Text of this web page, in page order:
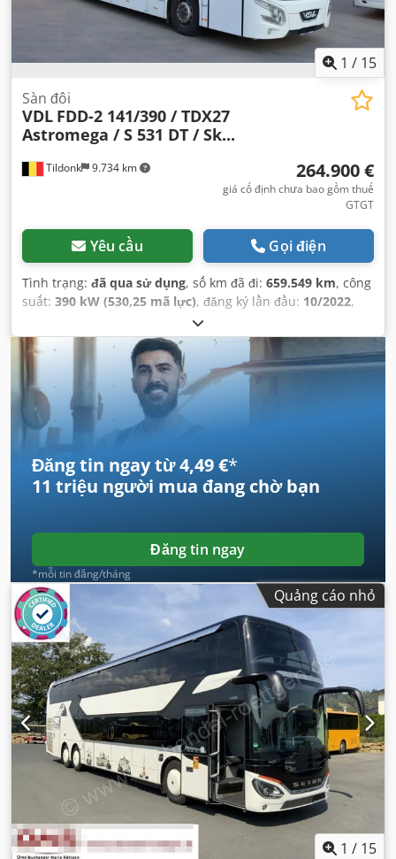
1 / 15
Tildonk 9.734 km
Sàn đôi
VDL FDD-2 141/390 / TDX27
Astromega / S 531 DT / Sk...
264.900 €
giá cố định chưa bao gồm thuế
GTGT
Yêu cầu Gọi điện
Tình trạng: đã qua sử dụng, số km đã đi: 659.549 km, công
suất: 390 kW (530,25 mã lực), đăng ký lần đầu: 10/2022,
, số chỗ ngồi:
bánh răng:tự động, hạng mục khí thải:Euro 6, màu sắc:
khác
, phanh: bộ giảm tốc , Năm sản xuất:2022, Thiết bị:
ABS, kiểm soát hành trình, điều hòa không khí
Đăng tin ngay từ 4,49 €*
11 triệu người mua đang chờ bạn
Đăng tin ngay
*mỗi tin đăng/tháng
Quảng cáo nhỏ
1 / 15